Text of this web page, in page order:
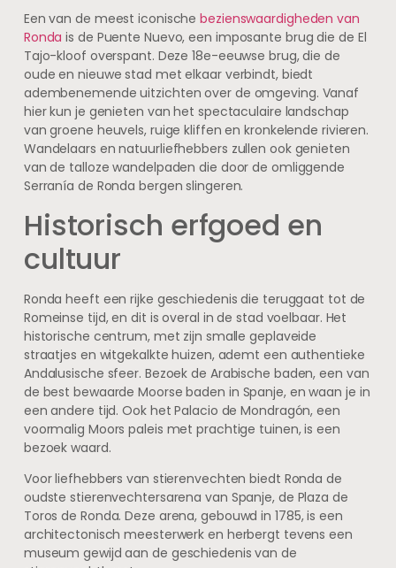
Een van de meest iconischebezienswaardigheden van
Ronda is de Puente Nuevo, een imposante brug die de El
Tajo-kloof overspant. Deze 18e-eeuwse brug, die de
oude en nieuwe stad met elkaar verbindt, biedt
adembenemende uitzichten over de omgeving. Vanaf
hier kun je genieten van het spectaculaire landschap
van groene heuvels, ruige kliffen en kronkelende rivieren.
Wandelaars en natuurliefhebbers zullen ook genieten
van de talloze wandelpaden die door de omliggende
Serranía de Ronda bergen slingeren.
Historisch erfgoed en
cultuur
Ronda heeft een rijke geschiedenis die teruggaat tot de
Romeinse tijd, en dit is overal in de stad voelbaar. Het
historische centrum, met zijn smalle geplaveide
straatjes en witgekalkte huizen, ademt een authentieke
Andalusische sfeer. Bezoek de Arabische baden, een van
de best bewaarde Moorse baden in Spanje, en waan je in
een andere tijd. Ook het Palacio de Mondragón, een
voormalig Moors paleis met prachtige tuinen, is een
bezoek waard.
Voor liefhebbers van stierenvechten biedt Ronda de
oudste stierenvechtersarena van Spanje, de Plaza de
Toros de Ronda. Deze arena, gebouwd in 1785, is een
architectonisch meesterwerk en herbergt tevens een
museum gewijd aan de geschiedenis van de